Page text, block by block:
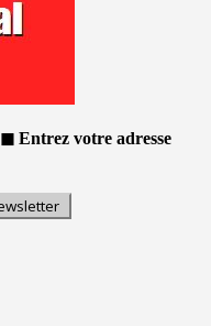
◼ Entrez votre adresse